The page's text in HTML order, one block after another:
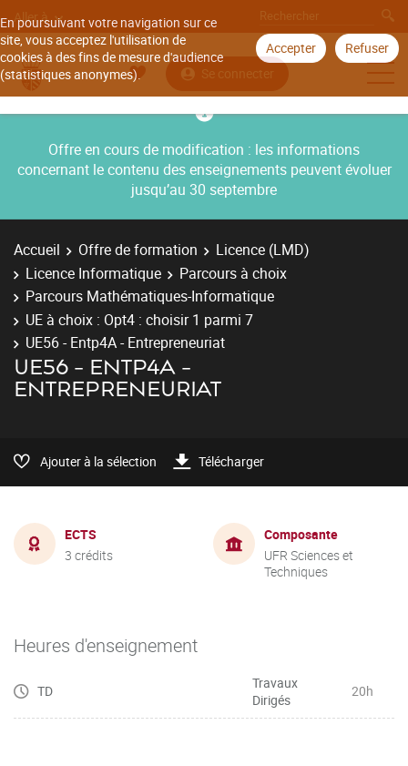
En poursuivant votre navigation sur ce
site, vous acceptez l'utilisation de
cookies à des fins de mesure d'audience
(statistiques anonymes).
Accepter Refuser
Aller à
Se connecter
Offre en cours de modification : les informations
concernant le contenu des enseignements peuvent évoluer
jusqu’au 30 septembre
Accueil Offre de formation
Licence (LMD)
Licence Informatique
Parcours à choix
Parcours Mathématiques-Informatique
UE à choix : Opt4 : choisir 1 parmi 7
UE56 - Entp4A - Entrepreneuriat
UE56 - ENTP4A -
ENTREPRENEURIAT
Ajouter à la sélection Télécharger
ECTS
3 crédits
Composante
UFR Sciences et
Techniques
Heures d'enseignement
TD
Travaux
Dirigés
20h